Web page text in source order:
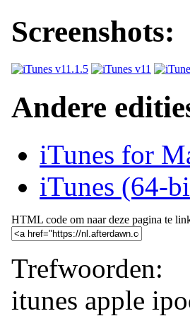
Screenshots:
Andere
iTunes for
iTunes (64-
HTML code om naar deze pagina te
Trefwoorden:
itunes apple